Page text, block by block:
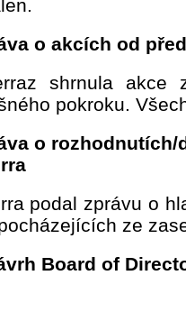
o akcích od
shrnula akce
pokroku.
o
podal zprávu o
ze
Board of